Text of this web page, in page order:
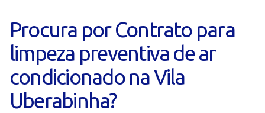
Procura por Contrato para
limpeza preventiva de ar
condicionado na Vila
Uberabinha?